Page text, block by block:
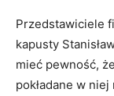
Przedstawiciele
kapusty
mieć pewność,
pokładane w